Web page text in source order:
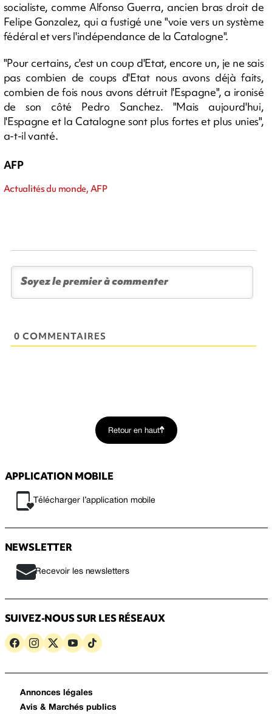
socialiste, comme Alfonso Guerra, ancien bras droit de
Felipe Gonzalez, qui a fustigé une "voie vers un système
fédéral et vers l'indépendance de la Catalogne".
"Pour certains, c'est un coup d'Etat, encore un, je ne sais
pas combien de coups d'Etat nous avons déjà faits,
combien de fois nous avons détruit l'Espagne", a ironisé
de son côté Pedro Sanchez. "Mais aujourd'hui,
l'Espagne et la Catalogne sont plus fortes et plus unies",
a-t-il vanté.
AFP
Actualités du monde, AFP
0 COMMENTAIRES
Retour en haut
APPLICATION MOBILE
Télécharger l’application mobile
NEWSLETTER
Recevoir les newsletters
SUIVEZ-NOUS SUR LES RÉSEAUX
Annonces légales
Avis & Marchés publics